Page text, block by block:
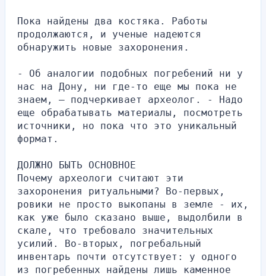
Пока найдены два костяка. Работы
продолжаются, и ученые надеются
обнаружить новые захоронения.
- Об аналогии подобных погребений ни у
нас на Дону, ни где-то еще мы пока не
знаем, — подчеркивает археолог. - Надо
еще обрабатывать материалы, посмотреть
источники, но пока что это уникальный
формат.
ДОЛЖНО БЫТЬ ОСНОВНОЕ
Почему археологи считают эти
захоронения ритуальными? Во-первых,
ровики не просто выкопаны в земле - их,
как уже было сказано выше, выдолбили в
скале, что требовало значительных
усилий. Во-вторых, погребальный
инвентарь почти отсутствует: у одного
из погребенных найдены лишь каменное